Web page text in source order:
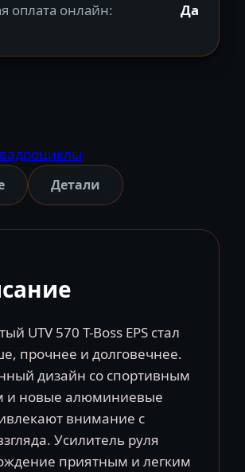
оплата онлайн: Да
Детали
UTV 570 T-Boss EPS стал
прочнее и долговечнее.
дизайн со спортивным
и новые алюминиевые
внимание с
Усилитель руля
приятным и легким